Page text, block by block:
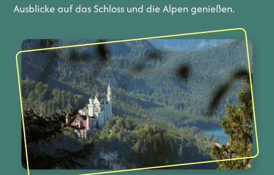
Ausblicke auf das Schloss und die Alpen genießen.